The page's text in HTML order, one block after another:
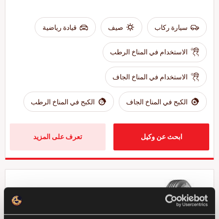
سيارة ركاب صيف قيادة رياضية
الاستخدام في المناخ الرطب
الاستخدام في المناخ الجاف
الكبح في المناخ الجاف الكبح في المناخ الرطب
ابحث عن وكيل تعرف على المزيد